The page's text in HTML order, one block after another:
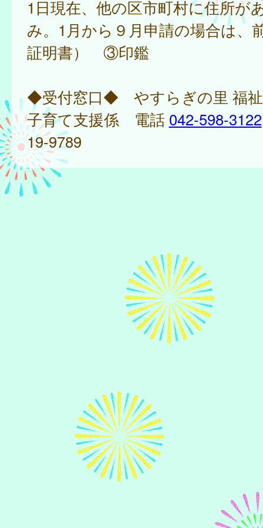
1日現在、他の区市町村に住所が
み。1月から９月申請の場合は、
証明書） ③印鑑
◆受付窓口◆ やすらぎの里 福
子育て支援係 電話 042-598-3122
19-9789